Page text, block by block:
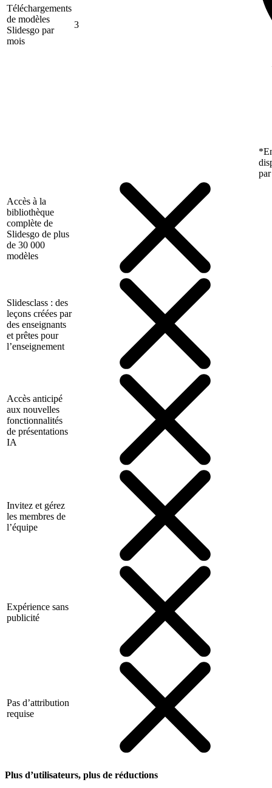
Téléchargements
de modèles
Slidesgo par
mois
3
Accès à la
bibliothèque
complète de
Slidesgo de plus
de 30 000
modèles
Slidesclass : des
leçons créées par
des enseignants
et prêtes pour
l’enseignement
Accès anticipé
aux nouvelles
fonctionnalités
de présentations
IA
Invitez et gérez
les membres de
l’équipe
Expérience sans
publicité
Pas d’attribution
requise
Plus d’utilisateurs, plus de réductions